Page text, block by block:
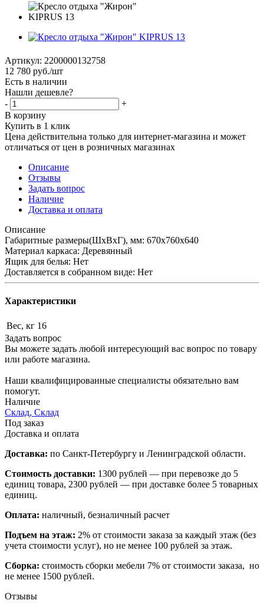
Артикул: 2200000132758
12 780 руб./шт
Есть в наличии
Нашли дешевле?
-
+
В корзину
Купить в 1 клик
Цена действительна только для интернет-магазина и может
отличаться от цен в розничных магазинах
Описание
Отзывы
Задать вопрос
Наличие
Доставка и оплата
Описание
Габаритные размеры(ШхВхГ), мм: 670х760х640
Материал каркаса: Деревянный
Ящик для белья: Нет
Доставляется в собранном виде: Нет
Характеристики
Вес, кг 16
Задать вопрос
Вы можете задать любой интересующий вас вопрос по товару
или работе магазина.
Наши квалифицированные специалисты обязательно вам
помогут.
Наличие
Склад, Склад
Под заказ
Доставка и оплата
Доставка: по Санкт-Петербургу и Ленинградской области.
Стоимость доставки: 1300 рублей — при перевозке до 5
единиц товара, 2300 рублей — при доставке более 5 товарных
единиц.
Оплата: наличный, безналичный расчет
Подъем на этаж: 2% от стоимости заказа за каждый этаж (без
учета стоимости услуг), но не менее 100 рублей за этаж.
Сборка: стоимость сборки мебели 7% от стоимости заказа, но
не менее 1500 рублей.
Отзывы